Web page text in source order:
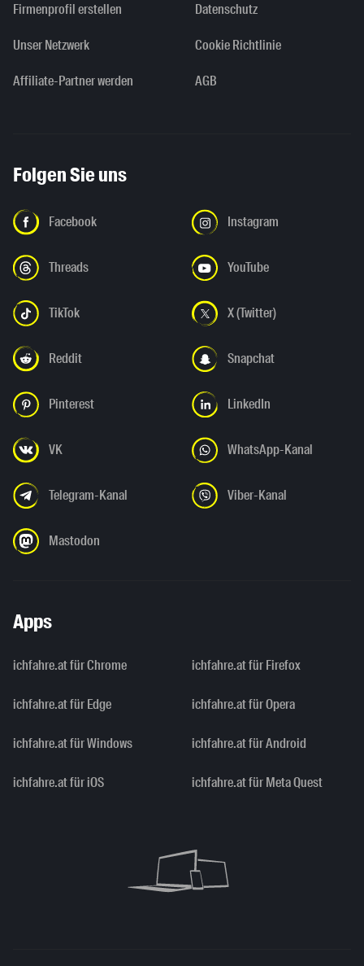
Firmenprofil erstellen
Unser Netzwerk
Affiliate-Partner werden
Datenschutz
Cookie Richtlinie
AGB
Folgen Sie uns
Facebook Instagram
Threads YouTube
TikTok X (Twitter)
Reddit Snapchat
Pinterest LinkedIn
VK WhatsApp-Kanal
Telegram-Kanal Viber-Kanal
Mastodon
Apps
ichfahre.at für Chrome ichfahre.at für Firefox
ichfahre.at für Edge ichfahre.at für Opera
ichfahre.at für Windows ichfahre.at für Android
ichfahre.at für iOS ichfahre.at für Meta Quest